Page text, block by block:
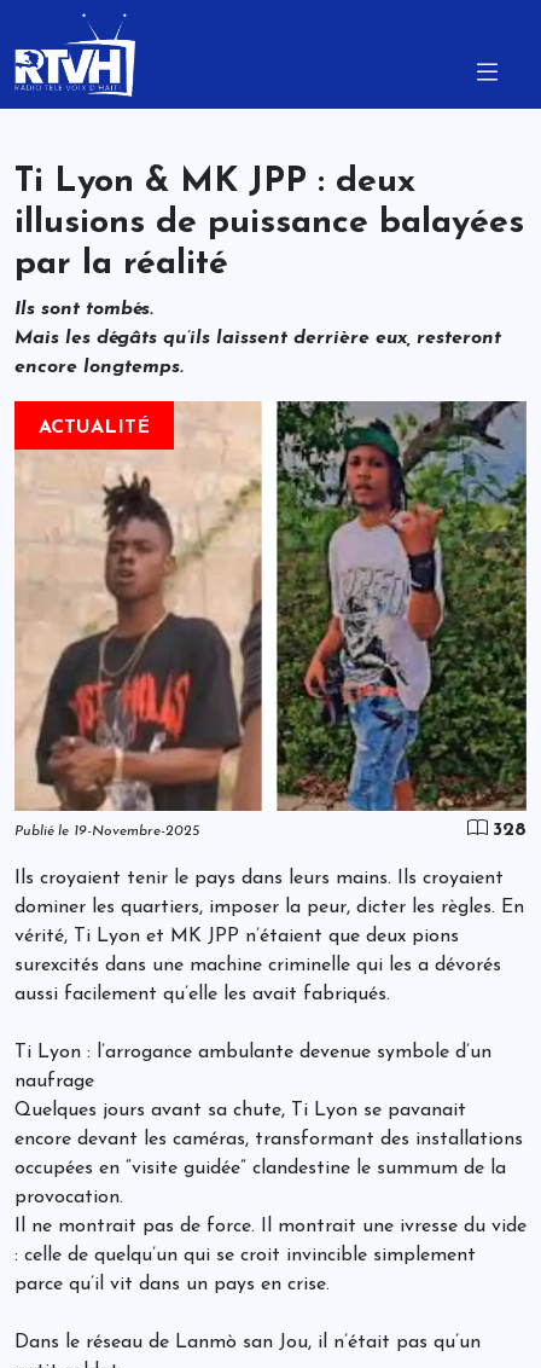
Ti Lyon & MK JPP : deux
illusions de puissance balayées
par la réalité
Ils sont tombés.
Mais les dégâts qu’ils laissent derrière eux, resteront
encore longtemps.
ACTUALITÉ
Publié le 19-Novembre-2025 328
Ils croyaient tenir le pays dans leurs mains. Ils croyaient
dominer les quartiers, imposer la peur, dicter les règles. En
vérité, Ti Lyon et MK JPP n’étaient que deux pions
surexcités dans une machine criminelle qui les a dévorés
aussi facilement qu’elle les avait fabriqués.
Ti Lyon : l’arrogance ambulante devenue symbole d’un
naufrage
Quelques jours avant sa chute, Ti Lyon se pavanait
encore devant les caméras, transformant des installations
occupées en “visite guidée” clandestine le summum de la
provocation.
Il ne montrait pas de force. Il montrait une ivresse du vide
: celle de quelqu’un qui se croit invincible simplement
parce qu’il vit dans un pays en crise.
Dans le réseau de Lanmò san Jou, il n’était pas qu’un